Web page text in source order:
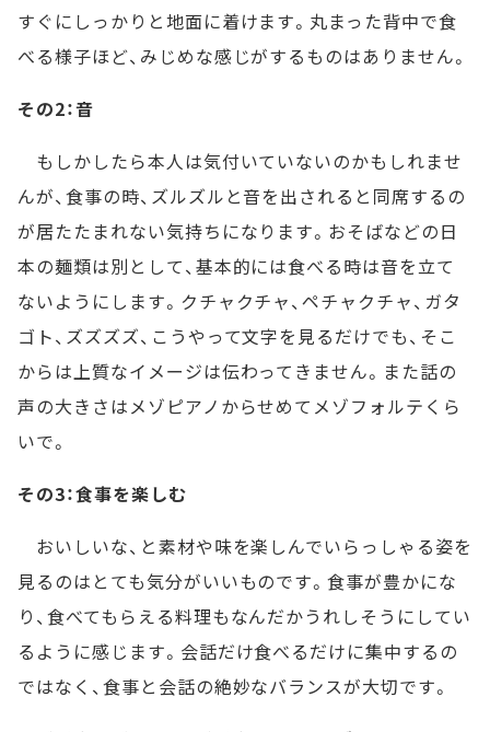
すぐにしっかりと地面に着けます。丸まった背中で食
べる様子ほど、みじめな感じがするものはありません。
その2：音
もしかしたら本人は気付いていないのかもしれませ
んが、食事の時、ズルズルと音を出されると同席するの
が居たたまれない気持ちになります。おそばなどの日
本の麺類は別として、基本的には食べる時は音を立て
ないようにします。クチャクチャ、ペチャクチャ、ガタ
ゴト、ズズズズ、こうやって文字を見るだけでも、そこ
からは上質なイメージは伝わってきません。また話の
声の大きさはメゾピアノからせめてメゾフォルテくら
いで。
その3：食事を楽しむ
おいしいな、と素材や味を楽しんでいらっしゃる姿を
見るのはとても気分がいいものです。食事が豊かにな
り、食べてもらえる料理もなんだかうれしそうにしてい
るように感じます。会話だけ食べるだけに集中するの
ではなく、食事と会話の絶妙なバランスが大切です。